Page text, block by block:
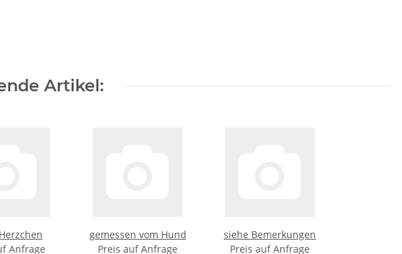
Artikel:
Anfrage
gemessen vom Hund
Preis auf Anfrage
siehe Bemerkungen
Preis auf Anfrage